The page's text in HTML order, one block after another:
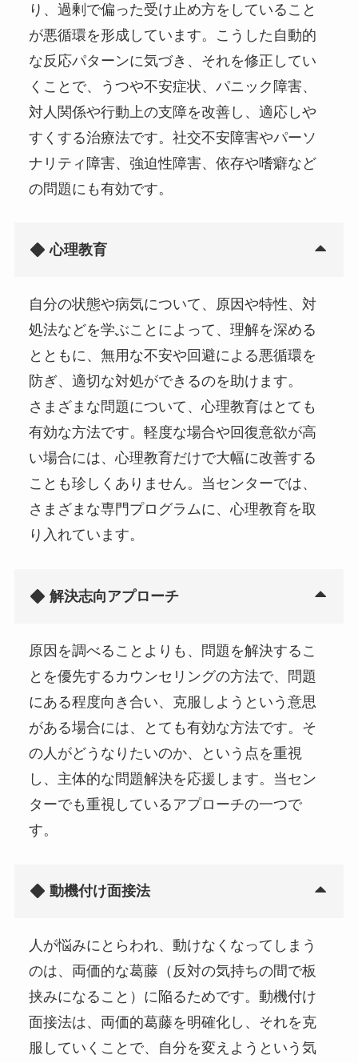
り、過剰で偏った受け止め方をしていること
が悪循環を形成しています。こうした自動的
な反応パターンに気づき、それを修正してい
くことで、うつや不安症状、パニック障害、
対人関係や行動上の支障を改善し、適応しや
すくする治療法です。社交不安障害やパーソ
ナリティ障害、強迫性障害、依存や嗜癖など
の問題にも有効です。
心理教育
自分の状態や病気について、原因や特性、対
処法などを学ぶことによって、理解を深める
とともに、無用な不安や回避による悪循環を
防ぎ、適切な対処ができるのを助けます。
さまざまな問題について、心理教育はとても
有効な方法です。軽度な場合や回復意欲が高
い場合には、心理教育だけで大幅に改善する
ことも珍しくありません。当センターでは、
さまざまな専門プログラムに、心理教育を取
り入れています。
解決志向アプローチ
原因を調べることよりも、問題を解決するこ
とを優先するカウンセリングの方法で、問題
にある程度向き合い、克服しようという意思
がある場合には、とても有効な方法です。そ
の人がどうなりたいのか、という点を重視
し、主体的な問題解決を応援します。当セン
ターでも重視しているアプローチの一つで
す。
動機付け面接法
人が悩みにとらわれ、動けなくなってしまう
のは、両価的な葛藤（反対の気持ちの間で板
挟みになること）に陥るためです。動機付け
面接法は、両価的葛藤を明確化し、それを克
服していくことで、自分を変えようという気